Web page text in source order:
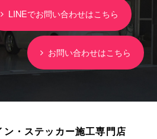
LINEでお問い合わせはこちら
お問い合わせはこちら
・ステッカー施工専門店